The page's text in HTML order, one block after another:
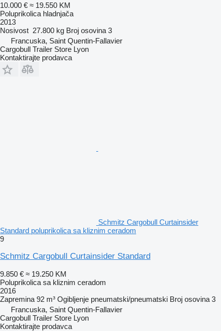
10.000 € ≈ 19.550 KM
Poluprikolica hladnjača
2013
Nosivost 27.800 kg Broj osovina 3
Francuska, Saint Quentin-Fallavier
Cargobull Trailer Store Lyon
Kontaktirajte prodavca
Schmitz Cargobull Curtainsider
Standard poluprikolica sa kliznim ceradom
9
Schmitz Cargobull Curtainsider Standard
9.850 € ≈ 19.250 KM
Poluprikolica sa kliznim ceradom
2016
Zapremina 92 m³ Ogibljenje pneumatski/pneumatski Broj osovina 3
Francuska, Saint Quentin-Fallavier
Cargobull Trailer Store Lyon
Kontaktirajte prodavca